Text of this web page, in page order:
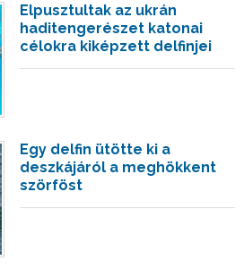
Elpusztultak az ukrán
haditengerészet katonai
célokra kiképzett delfinjei
Egy delfin ütötte ki a
deszkájáról a meghökkent
szörföst